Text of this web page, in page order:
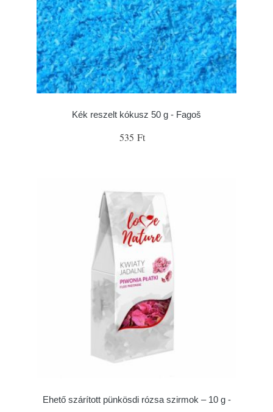
Kék reszelt kókusz 50 g - Fagoš
535 Ft
Ehető szárított pünkösdi rózsa szirmok – 10 g -